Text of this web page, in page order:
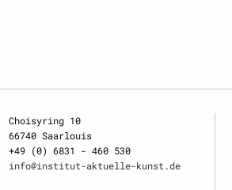
Choisyring 10
66740 Saarlouis
+49 (0) 6831 - 460 530
info@institut-aktuelle-kunst.de